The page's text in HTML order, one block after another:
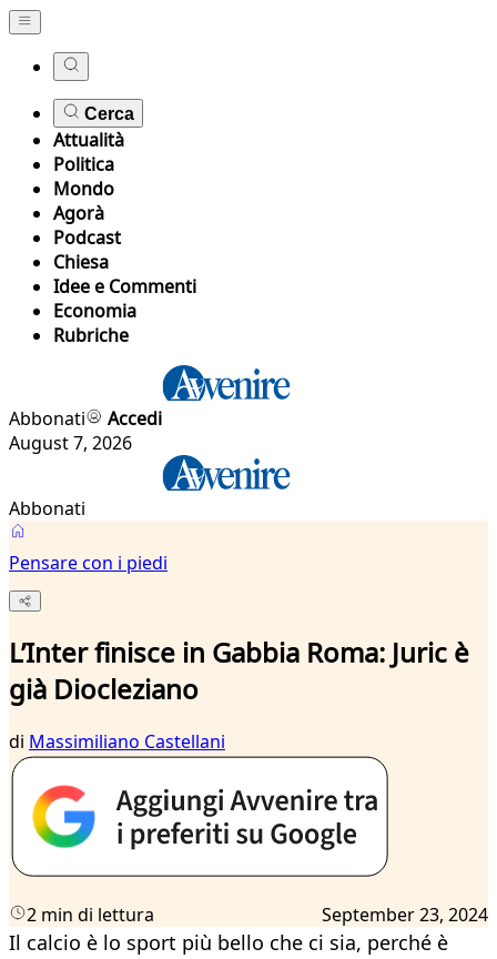
Cerca
Attualità
Politica
Mondo
Agorà
Podcast
Chiesa
Idee e Commenti
Economia
Rubriche
Abbonati
Accedi
August 7, 2026
Abbonati
Pensare con i piedi
L’Inter finisce in Gabbia Roma: Juric è
già Diocleziano
di Massimiliano Castellani
2 min di lettura September 23, 2024
Il calcio è lo sport più bello che ci sia, perché è